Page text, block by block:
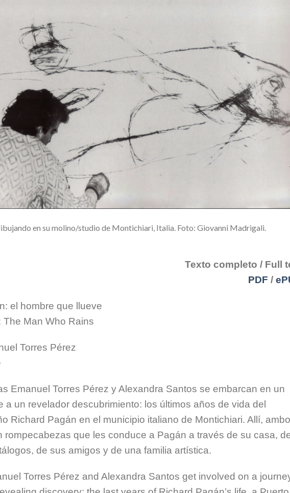
en su molino/studio de Montichiari, Italia. Foto: Giovanni Madrigali.
Texto completo / Full
PDF /
el hombre que llueve
The Man Who Rains
Torres Pérez
Emanuel Torres Pérez y Alexandra Santos se embarcan en un
a un revelador descubrimiento: los últimos años de vida del
Richard Pagán en el municipio italiano de Montichiari. Allí,
rompecabezas que les conduce a Pagán a través de su casa,
de sus amigos y de una familia artística.
Torres Pérez and Alexandra Santos get involved on a